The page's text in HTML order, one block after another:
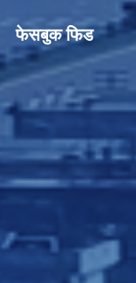
फेसबुक फिड